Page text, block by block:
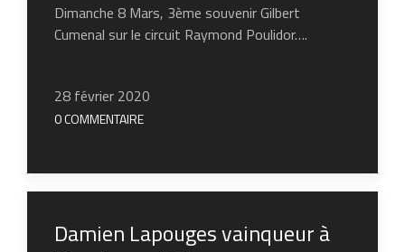
Dimanche 8 Mars, 3ème souvenir Gilbert
Cumenal sur le circuit Raymond Poulidor….
28 février 2020
0 COMMENTAIRE
Damien Lapouges vainqueur à